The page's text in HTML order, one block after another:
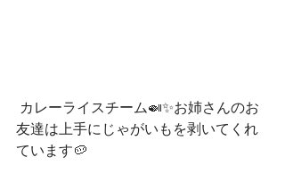
友達は上手にじゃがいもを剥いてくれ
ています🥔